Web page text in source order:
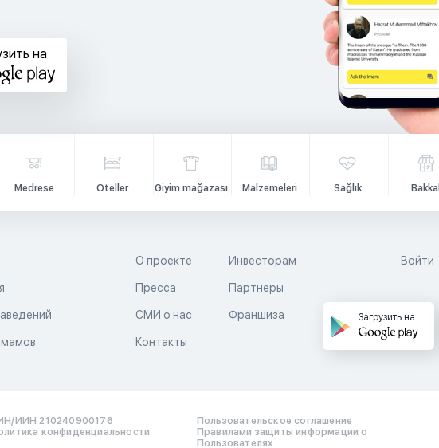
на
Medrese Oteller Giyim mağazası Malzemeleri Sağlık Bakkal
О проекте
Пресса
СМИ о нас
Контакты
Инвесторам
Партнеры
Франшиза
Войти
Загрузить на
ИИН 210240900176
конфиденциальности
Пользовательское соглашение
Правилами защиты информации о
Пользователях